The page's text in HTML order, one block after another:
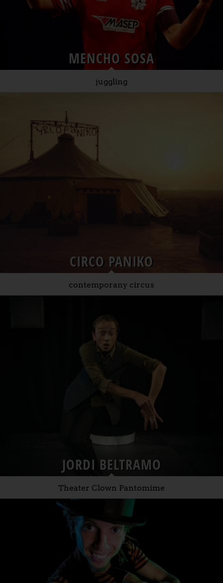
MENCHO SOSA
juggling
CIRCO PANIKO
contemporany circus
JORDI BELTRAMO
Theater Clown Pantomime